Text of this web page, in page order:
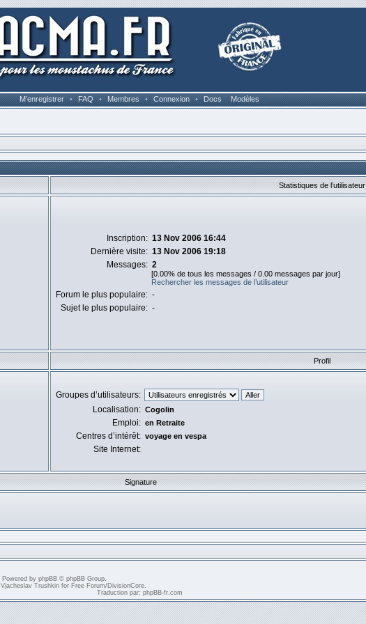
M’enregistrer • FAQ • Membres • Connexion • Docs Modèles
Statistiques de l’utilisateur
Inscription: 13 Nov 2006 16:44
Dernière visite: 13 Nov 2006 19:18
Messages: 2
[0.00% de tous les messages / 0.00 messages par jour]
Rechercher les messages de l’utilisateur
Forum le plus populaire: -
Sujet le plus populaire: -
Profil
Groupes d’utilisateurs:
Localisation: Cogolin
Emploi: en Retraite
Centres d’intérêt: voyage en vespa
Site Internet:
Signature
Powered by phpBB© phpBB Group.
Vjacheslav Trushkinfor Free Forum/DivisionCore.
Traduction par: phpBB-fr.com